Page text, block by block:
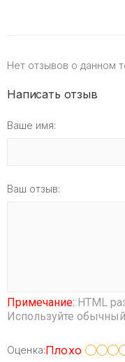
Нет отзывов о данном
Написать отзыв
Ваше имя:
Ваш отзыв:
Примечание: HTML
Используйте обычный
Оценка:Плохо